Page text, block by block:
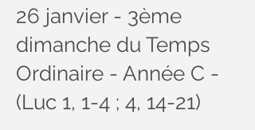
26 janvier - 3ème
dimanche du Temps
Ordinaire - Année C -
(Luc 1, 1-4 ; 4, 14-21)